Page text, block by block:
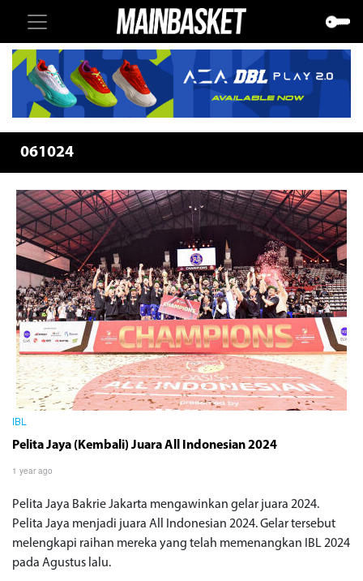
061024
IBL
Pelita Jaya (Kembali) Juara All Indonesian 2024
1 year ago
Pelita Jaya Bakrie Jakarta mengawinkan gelar juara 2024.
Pelita Jaya menjadi juara All Indonesian 2024. Gelar tersebut
melengkapi raihan mereka yang telah memenangkan IBL 2024
pada Agustus lalu.